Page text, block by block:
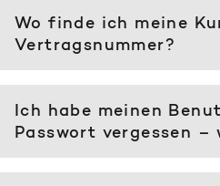
Wo finde ich meine
Vertragsnummer?
Ich habe meinen
Passwort vergessen –